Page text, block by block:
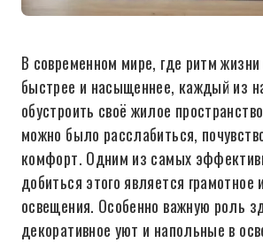
В современном мире, где ритм жизни
быстрее и насыщеннее, каждый из
обустроить своё жилое
можно было расслабиться,
комфорт. Одним из самых
добиться этого является грамотное
освещения. Особенно важную роль
декоративное уют и напольные в